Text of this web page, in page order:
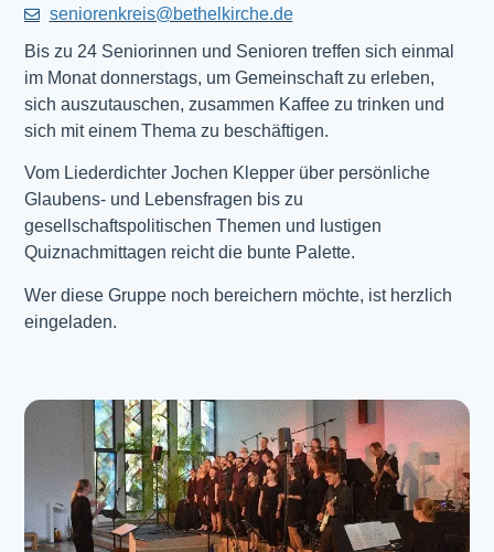
seniorenkreis@bethelkirche.de
Bis zu 24 Seniorinnen und Senioren treffen sich einmal
im Monat donnerstags, um Gemeinschaft zu erleben,
sich auszutauschen, zusammen Kaffee zu trinken und
sich mit einem Thema zu beschäftigen.
Vom Liederdichter Jochen Klepper über persönliche
Glaubens- und Lebensfragen bis zu
gesellschaftspolitischen Themen und lustigen
Quiznachmittagen reicht die bunte Palette.
Wer diese Gruppe noch bereichern möchte, ist herzlich
eingeladen.